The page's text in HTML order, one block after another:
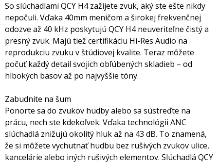
So slúchadlami QCY H4 zažijete zvuk, aký ste ešte nikdy
nepočuli. Vďaka 40mm meničom a širokej frekvenčnej
odozve až 40 kHz poskytujú QCY H4 neuveriteľne čistý a
presný zvuk. Majú tiež certifikáciu Hi-Res Audio na
reprodukciu zvuku v štúdiovej kvalite. Teraz môžete
počuť každý detail svojich obľúbených skladieb – od
hlbokých basov až po najvyššie tóny.
Zabudnite na šum
Ponorte sa do zvukov hudby alebo sa sústreďte na
prácu, nech ste kdekoľvek. Vďaka technológii ANC
slúchadlá znižujú okolitý hluk až na 43 dB. To znamená,
že si môžete vychutnať hudbu bez rušivých zvukov ulice,
kancelárie alebo iných rušivých elementov. Slúchadlá QCY